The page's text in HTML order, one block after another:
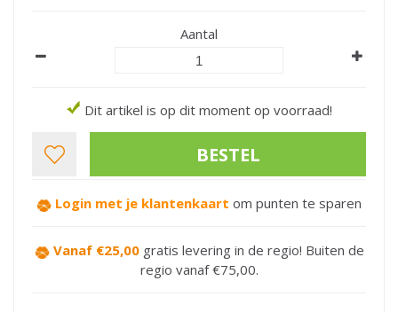
Aantal
Dit artikel is op dit moment op voorraad!
Login met je klantenkaart om punten te sparen
Vanaf €25,00gratis levering in de regio! Buiten de
regio vanaf €75,00.